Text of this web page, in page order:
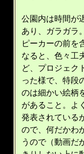
公園内は時間が
あり、ガラガラ
ピーカーの前を
なると、色々工
ど、プロジェク
った様で、特段
のは細かい絵柄
があること。よ
発表されている
ので、何だかわ
うので（動画だ